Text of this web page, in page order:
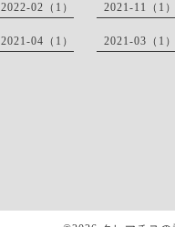
2022-02（1） 2021-11（1）
2021-04（1） 2021-03（1）